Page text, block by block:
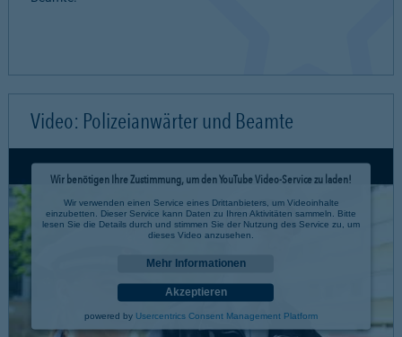
Video: Polizeianwärter und Beamte
Wir benötigen Ihre Zustimmung, um den YouTube Video-Service zu laden!
Wir verwenden einen Service eines Drittanbieters, um Videoinhalte
einzubetten. Dieser Service kann Daten zu Ihren Aktivitäten sammeln. Bitte
lesen Sie die Details durch und stimmen Sie der Nutzung des Service zu, um
dieses Video anzusehen.
Mehr Informationen
Akzeptieren
powered by Usercentrics Consent Management Platform